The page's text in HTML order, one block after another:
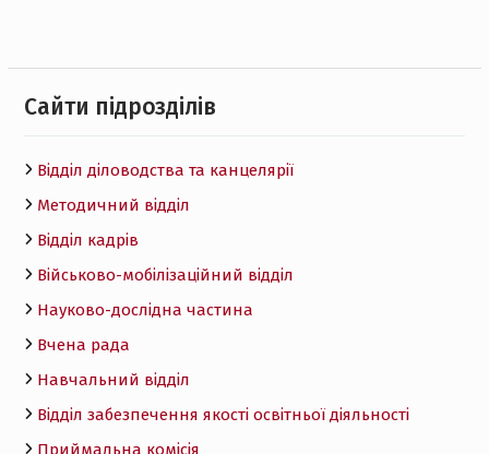
Cайти підрозділів
Відділ діловодства та канцелярії
Методичний відділ
Відділ кадрів
Військово-мобілізаційний відділ
Науково-дослідна частина
Вчена рада
Навчальний відділ
Відділ забезпечення якості освітньої діяльності
Приймальна комісія